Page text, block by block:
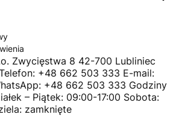
Zwycięstwa 8 42-700 Lubliniec
+48 662 503 333 E-mail:
+48 662 503 333 Godziny
– Piątek: 09:00-17:00 Sobota:
zamknięte